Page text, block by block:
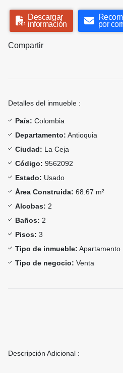
Descargar
información
por
Compartir
Detalles del inmueble :
País: Colombia
Departamento: Antioquia
Ciudad: La Ceja
Código: 9562092
Estado: Usado
Área Construida: 68.67 m²
Alcobas: 2
Baños: 2
Pisos: 3
Tipo de inmueble: Apartamento
Tipo de negocio: Venta
Descripción Adicional :